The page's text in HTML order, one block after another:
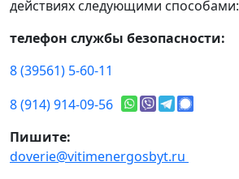
действиях следующими способами:
телефон службы безопасности:
8 (39561) 5-60-11
8 (914) 914-09-56
Пишите:
doverie@vitimenergosbyt.ru